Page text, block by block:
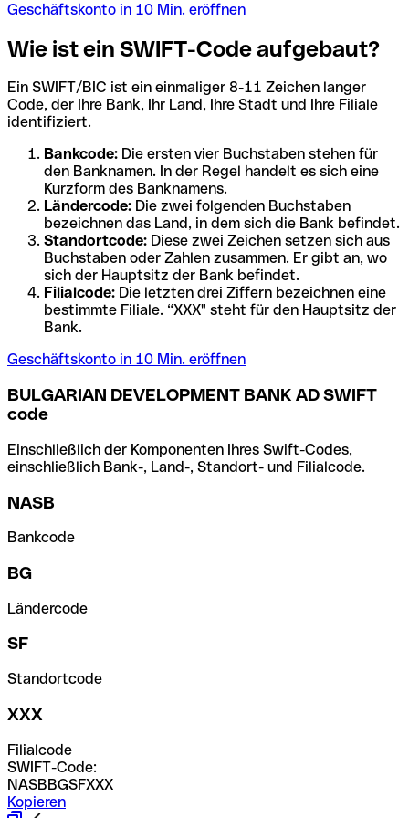
Geschäftskonto in 10 Min. eröffnen
Wie ist ein SWIFT-Code aufgebaut?
Ein SWIFT/BIC ist ein einmaliger 8-11 Zeichen langer
Code, der Ihre Bank, Ihr Land, Ihre Stadt und Ihre Filiale
identifiziert.
Bankcode: Die ersten vier Buchstaben stehen für
den Banknamen. In der Regel handelt es sich eine
Kurzform des Banknamens.
Ländercode: Die zwei folgenden Buchstaben
bezeichnen das Land, in dem sich die Bank befindet.
Standortcode: Diese zwei Zeichen setzen sich aus
Buchstaben oder Zahlen zusammen. Er gibt an, wo
sich der Hauptsitz der Bank befindet.
Filialcode: Die letzten drei Ziffern bezeichnen eine
bestimmte Filiale. “XXX" steht für den Hauptsitz der
Bank.
Geschäftskonto in 10 Min. eröffnen
BULGARIAN DEVELOPMENT BANK AD SWIFT
code
Einschließlich der Komponenten Ihres Swift-Codes,
einschließlich Bank-, Land-, Standort- und Filialcode.
NASB
Bankcode
BG
Ländercode
SF
Standortcode
XXX
Filialcode
SWIFT-Code:
NASBBGSFXXX
Kopieren